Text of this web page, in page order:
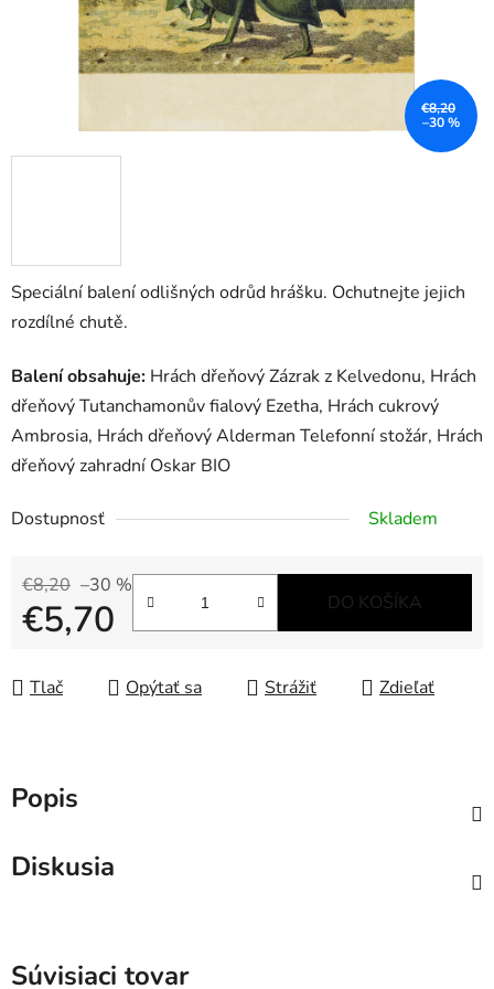
Speciální balení odlišných odrůd hrášku. Ochutnejte jejich
rozdílné chutě.
Balení obsahuje: Hrách dřeňový Zázrak z Kelvedonu, Hrách
dřeňový Tutanchamonův fialový Ezetha, Hrách cukrový
Ambrosia, Hrách dřeňový Alderman Telefonní stožár, Hrách
dřeňový zahradní Oskar BIO
Dostupnosť Skladem
€8,20 –30 %
€5,70 DO KOŠÍKA
Tlač Opýtať sa Strážiť Zdieľať
€8,20
–30 %
Popis
Diskusia
Súvisiaci tovar